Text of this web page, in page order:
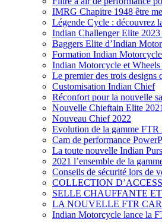
IMRG Chapitre 1948 être
Légende Cycle : découvrez
Indian Challenger Elite
Baggers Elite d’Indian
Formation Indian Motorcycle
Indian Motorcycle et Wheels
Le premier des trois
Customisation Indian Chief
Réconfort pour la nouvelle
Nouvelle Chieftain Elite 2021
Nouveau Chief 2022
Evolution de la gamme FTR
Cam de performance
La toute nouvelle Indian
2021 l’ensemble de la
Conseils de sécurité lors de
COLLECTION
SELLE CHAUFFANTE
LA NOUVELLE FTR
Indian Motorcycle lance la